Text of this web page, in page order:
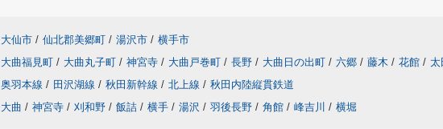
大仙市 / 仙北郡美郷町 / 湯沢市 / 横手市
大曲福見町 / 大曲丸子町 / 神宮寺 / 大曲戸巻町 / 長野 / 大曲日の出町 / 六郷 / 藤木 / 花館 / 太
奥羽本線 / 田沢湖線 / 秋田新幹線 / 北上線 / 秋田内陸縦貫鉄道
大曲 / 神宮寺 / 刈和野 / 飯詰 / 横手 / 湯沢 / 羽後長野 / 角館 / 峰吉川 / 横堀